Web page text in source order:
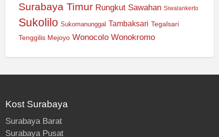
Surabaya Timur Rungkut Sawahan Siwalankerto
Sukolilo Sukomanunggal Tambaksari Tegalsari
Tenggilis Mejoyo Wonocolo Wonokromo
Kost Surabaya
Surabaya Barat
Surabaya Pusat